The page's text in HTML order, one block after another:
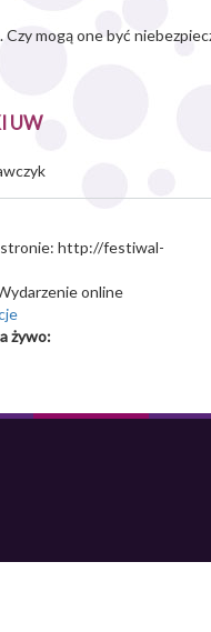
mogą one być
UW
stronie: http://festiwal-
online
żywo: